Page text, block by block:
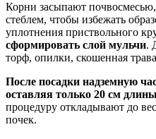
Корни засыпают
стеблем, чтобы избежать
уплотнения приствольного
сформировать слой мульчи.
торф, опилки, скошенная
После посадки надземную
оставляя только 20 см длины
процедуру откладывают до
почек.